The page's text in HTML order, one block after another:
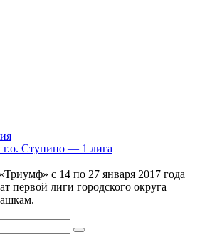
г.о. Ступино — 1 лига
с 14 по 27 января 2017 года
первой лиги городского округа